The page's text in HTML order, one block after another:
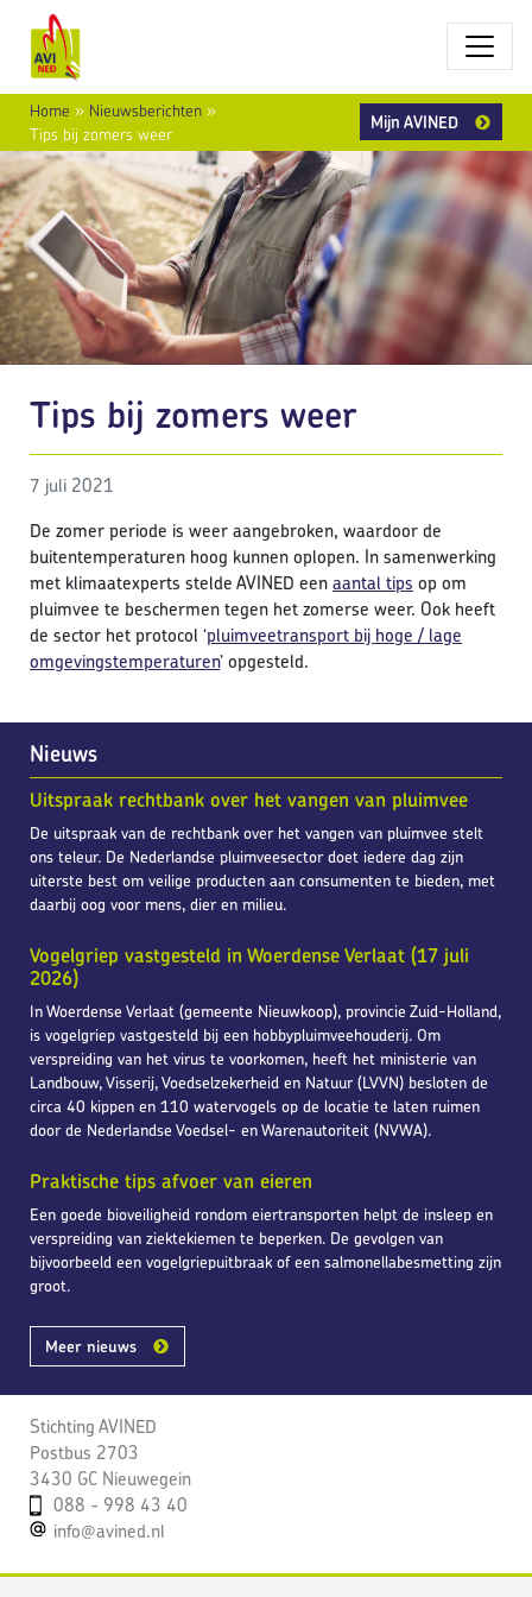
Home » Nieuwsberichten »
Tips bij zomers weer
Mijn AVINED
Nieuws
Uitspraak rechtbank over het vangen van pluimvee
De uitspraak van de rechtbank over het vangen van pluimvee stelt
ons teleur. De Nederlandse pluimveesector doet iedere dag zijn
uiterste best om veilige producten aan consumenten te bieden, met
daarbij oog voor mens, dier en milieu.
Vogelgriep vastgesteld in Woerdense Verlaat (17 juli
2026)
In Woerdense Verlaat (gemeente Nieuwkoop), provincie Zuid-Holland,
is vogelgriep vastgesteld bij een hobbypluimveehouderij. Om
verspreiding van het virus te voorkomen, heeft het ministerie van
Landbouw, Visserij, Voedselzekerheid en Natuur (LVVN) besloten de
circa 40 kippen en 110 watervogels op de locatie te laten ruimen
door de Nederlandse Voedsel- en Warenautoriteit (NVWA).
Praktische tips afvoer van eieren
Een goede bioveiligheid rondom eiertransporten helpt de insleep en
verspreiding van ziektekiemen te beperken. De gevolgen van
bijvoorbeeld een vogelgriepuitbraak of een salmonellabesmetting zijn
groot.
Meer nieuws
Stichting AVINED
Postbus 2703
3430 GC Nieuwegein
088 - 998 43 40
info@avined.nl
Tips bij zomers weer
7 juli 2021
De zomer periode is weer aangebroken, waardoor de
buitentemperaturen hoog kunnen oplopen. In samenwerking
met klimaatexperts stelde AVINED eenaantal tips op om
pluimvee te beschermen tegen het zomerse weer. Ook heeft
de sector het protocol ‘pluimveetransport bij hoge / lage
omgevingstemperaturen’ opgesteld.